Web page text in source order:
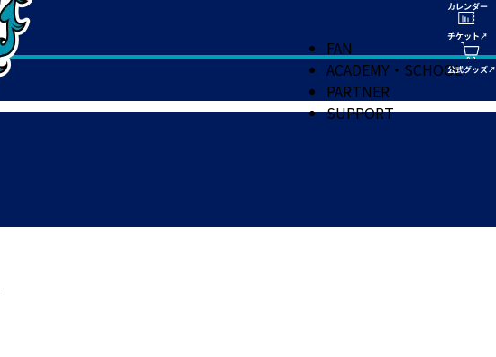
FAN
ACADEMY・SCHOOL
PARTNER
SUPPORT